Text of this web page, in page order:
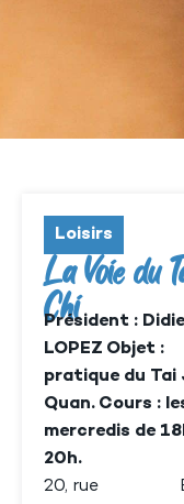
Loisirs
La Voie du
Chi
Président :
LOPEZ Objet :
pratique du Tai
Quan. Cours :
mercredis de
20h.
20, rue